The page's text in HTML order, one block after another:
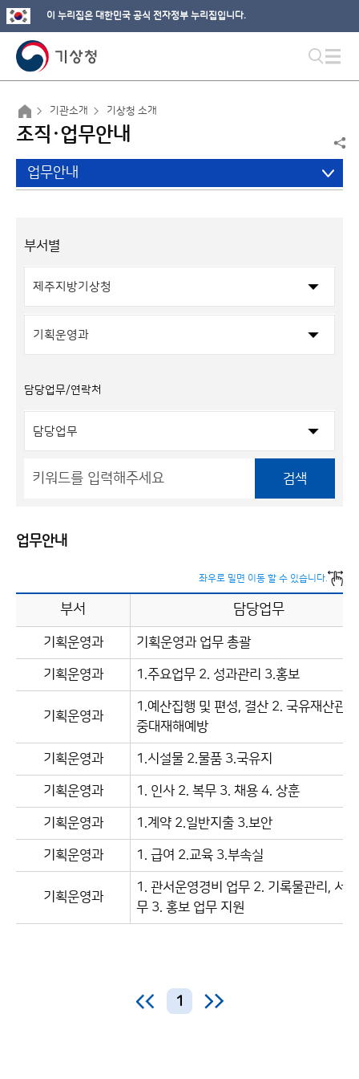
이 누리집은 대한민국 공식 전자정부 누리집입니다.
기관소개 기상청 소개
조직·업무안내
업무안내
부서별
담당업무/연락처
검색
업무안내
좌우로 밀면 이동 할 수 있습니다.
부서 담당업무
기획운영과 기획운영과 업무 총괄
기획운영과 1.주요업무 2. 성과관리 3.홍보
기획운영과
1.예산집행 및 편성, 결산 2. 국유재산관
중대재해예방
기획운영과 1.시설물 2.물품 3.국유지
기획운영과 1. 인사 2. 복무 3. 채용 4. 상훈
기획운영과 1.계약 2.일반지출 3.보안
기획운영과 1. 급여 2.교육 3.부속실
기획운영과
1. 관서운영경비 업무 2. 기록물관리, 서
무 3. 홍보 업무 지원
1